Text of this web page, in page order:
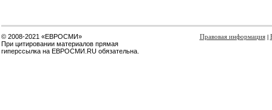
© 2008-2021 «ЕВРОСМИ»
При цитировании материалов прямая
гиперссылка на ЕВРОСМИ.RU обязательна.
Правовая информация|